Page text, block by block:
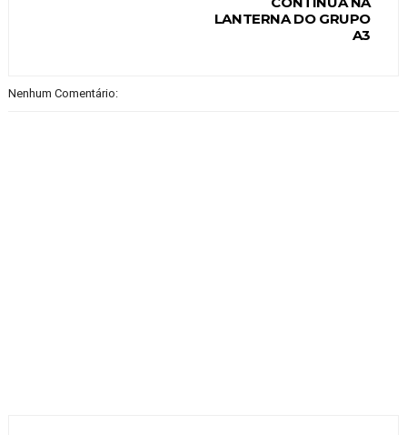
LANTERNA DO GRUPO
A3
Nenhum Comentário: